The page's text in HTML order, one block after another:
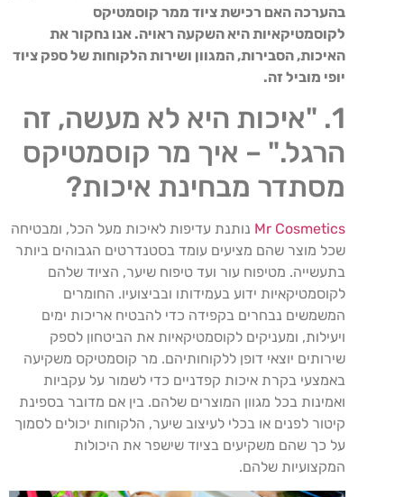
בהערכה האם רכישת ציוד ממר קוסמטיקס
לקוסמטיקאיות היא השקעה ראויה. אנו נחקור את
האיכות, הסבירות, המגוון ושירות הלקוחות של ספק ציוד
יופי מוביל זה.
1. "איכות היא לא מעשה, זה
הרגל." – איך מר קוסמטיקס
מסתדר מבחינת איכות?
Mr Cosmetics נותנת עדיפות לאיכות מעל הכל, ומבטיחה
שכל מוצר שהם מציעים עומד בסטנדרטים הגבוהים ביותר
בתעשייה. מטיפוח עור ועד טיפוח שיער, הציוד שלהם
לקוסמטיקאיות ידוע בעמידותו ובביצועיו. החומרים
המשמשים נבחרים בקפידה כדי להבטיח אריכות ימים
ויעילות, ומעניקים לקוסמטיקאיות את הביטחון לספק
שירותים יוצאי דופן ללקוחותיהם. מר קוסמטיקס משקיעה
באמצעי בקרת איכות קפדניים כדי לשמור על עקביות
ואמינות בכל מגוון המוצרים שלהם. בין אם מדובר בספינת
קיטור לפנים או בכלי לעיצוב שיער, הלקוחות יכולים לסמוך
על כך שהם משקיעים בציוד שישפר את היכולות
המקצועיות שלהם.